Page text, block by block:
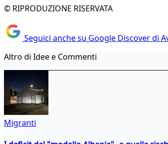
© RIPRODUZIONE RISERVATA
Seguici anche su Google Discover di
Altro di Idee e Commenti
Migranti